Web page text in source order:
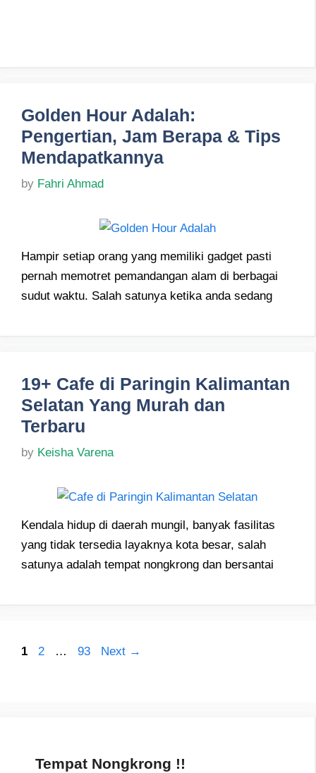
Golden Hour Adalah:
Pengertian, Jam Berapa & Tips
Mendapatkannya
by Fahri Ahmad
Hampir setiap orang yang memiliki gadget pasti
pernah memotret pemandangan alam di berbagai
sudut waktu. Salah satunya ketika anda sedang
19+ Cafe di Paringin Kalimantan
Selatan Yang Murah dan
Terbaru
by Keisha Varena
Kendala hidup di daerah mungil, banyak fasilitas
yang tidak tersedia layaknya kota besar, salah
satunya adalah tempat nongkrong dan bersantai
Post
Page
1 Page
2 … Page
93 Next →
Tempat Nongkrong !!